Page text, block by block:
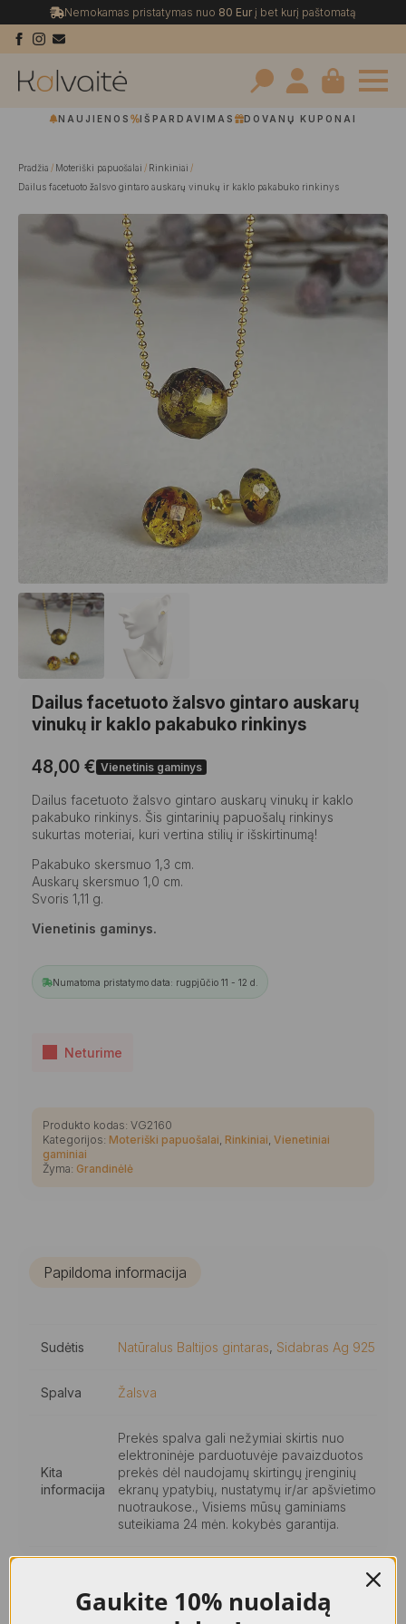
Nemokamas pristatymas nuo 80 Eurį bet kurį paštomatą
Search
NAUJIENOS IŠPARDAVIMAS DOVANŲ KUPONAI
Pradžia Moteriški papuošalai
Rinkiniai
Dailus facetuoto žalsvo gintaro auskarų vinukų ir kaklo pakabuko rinkinys
Dailus facetuoto žalsvo gintaro auskarų
vinukų ir kaklo pakabuko rinkinys
48,00 € Vienetinis gaminys
Dailus facetuoto žalsvo gintaro auskarų vinukų ir kaklo
pakabuko rinkinys. Šis gintarinių papuošalų rinkinys
sukurtas moteriai, kuri vertina stilių ir išskirtinumą!
Pakabuko skersmuo 1,3 cm.
Auskarų skersmuo 1,0 cm.
Svoris 1,11 g.
Vienetinis gaminys.
Numatoma pristatymo data: rugpjūčio 11 - 12 d.
Neturime
Produkto kodas: VG2160
Kategorijos: Moteriški papuošalai Rinkiniai Vienetiniai
gaminiai
Žyma: Grandinėlė
Papildoma informacija
Sudėtis Natūralus Baltijos gintaras, Sidabras Ag 925
Spalva Žalsva
Kita
informacija
Prekės spalva gali nežymiai skirtis nuo
elektroninėje parduotuvėje pavaizduotos
prekės dėl naudojamų skirtingų įrenginių
ekranų ypatybių, nustatymų ir/ar apšvietimo
nuotraukose., Visiems mūsų gaminiams
suteikiama 24 mėn. kokybės garantija.
Gaukite 10% nuolaidą